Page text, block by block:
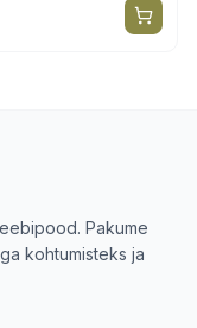
Pakume
kohtumisteks ja